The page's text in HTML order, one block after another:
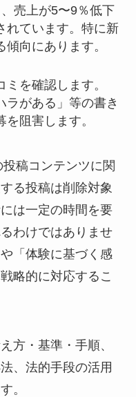
売上が5〜9％低下
れています。特に新
向にあります。
を確認します。
ラがある」等の書き
阻害します。
稿コンテンツに関
る投稿は削除対象
は一定の時間を要
わけではありませ
「体験に基づく感
略的に対応するこ
方・基準・手順、
、法的手段の活用
。